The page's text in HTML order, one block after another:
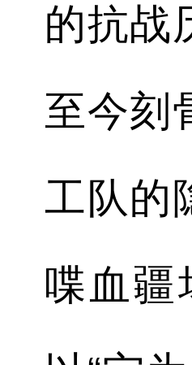
的抗战
至今刻
工队的
喋血